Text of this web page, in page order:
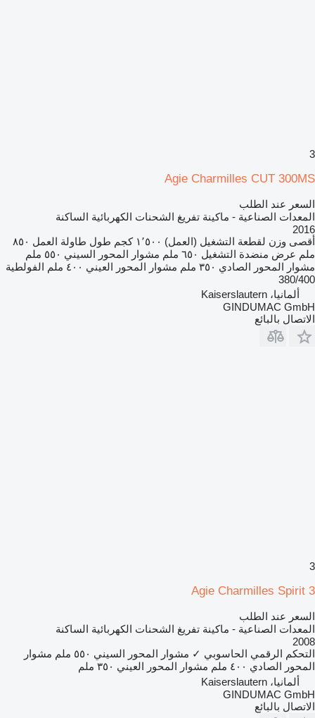
3
Agie Charmilles CUT 300MS
السعر عند الطلب
المعدات الصناعية - ماكينة تفريغ الشحنات الكهربائية الساكنة
2016
أقصى وزن لقطعة التشغيل (العمل) ١٬٥٠٠ كجم طول طاولة العمل ٨٥٠
ملم عرض منضدة التشغيل ٦٥٠ ملم مشوار المحور السيني ٥٥٠ ملم
مشوار المحور الصادي ٣٥٠ ملم مشوار المحور العيني ٤٠٠ ملم
الفولطية
380/400
ألمانيا، Kaiserslautern
GINDUMAC GmbH
الاتصال بالبائع
3
Agie Charmilles Spirit 3
السعر عند الطلب
المعدات الصناعية - ماكينة تفريغ الشحنات الكهربائية الساكنة
2008
التحكم الرقمي الحاسوبي ✓ مشوار المحور السيني ٥٥٠ ملم
مشوار
المحور الصادي ٤٠٠ ملم مشوار المحور العيني ٣٥٠ ملم
ألمانيا، Kaiserslautern
GINDUMAC GmbH
الاتصال بالبائع